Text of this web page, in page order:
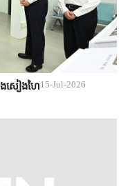
ងសៀងហៃ15-Jul-2026